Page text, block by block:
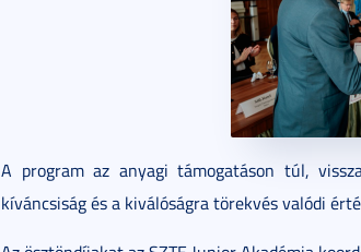
A program az anyagi támogatáson túl,
kíváncsiság és a kiválóságra törekvés valódi